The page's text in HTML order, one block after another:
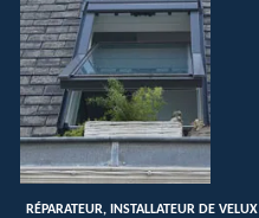
RÉPARATEUR, INSTALLATEUR DE VELUX